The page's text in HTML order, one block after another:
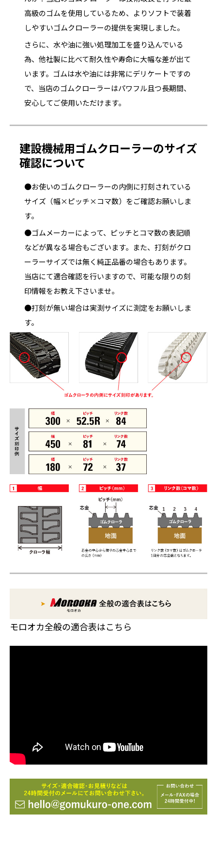
高級のゴムを使用しているため、よりソフトで装着
しやすいゴムクローラーの提供を実現しました。
さらに、水や油に強い処理加工を盛り込んでいる
為、他社製に比べて耐久性や寿命に大幅な差が出て
います。ゴムは水や油には非常にデリケートですの
で、当店のゴムクローラーはパワフル且つ長期間、
安心してご使用いただけます。
建設機械用ゴムクローラーのサイズ
確認について
●お使いのゴムクローラーの内側に打刻されている
サイズ（幅×ピッチ×コマ数）をご確認お願いしま
す。
●ゴムメーカーによって、ピッチとコマ数の表記順
などが異なる場合もございます。また、打刻がクロ
ーラーサイズでは無く純正品番の場合もあります。
当店にて適合確認を行いますので、可能な限りの刻
印情報をお教え下さいませ。
●打刻が無い場合は実測サイズに測定をお願いしま
す。
モロオカ全般の適合表はこちら